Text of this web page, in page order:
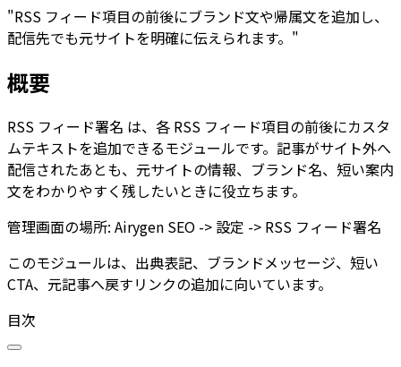
"RSS フィード項目の前後にブランド文や帰属文を追加し、
配信先でも元サイトを明確に伝えられます。"
概要
RSS フィード署名 は、各 RSS フィード項目の前後にカスタ
ムテキストを追加できるモジュールです。記事がサイト外へ
配信されたあとも、元サイトの情報、ブランド名、短い案内
文をわかりやすく残したいときに役立ちます。
管理画面の場所: Airygen SEO -> 設定 -> RSS フィード署名
このモジュールは、出典表記、ブランドメッセージ、短い
CTA、元記事へ戻すリンクの追加に向いています。
目次